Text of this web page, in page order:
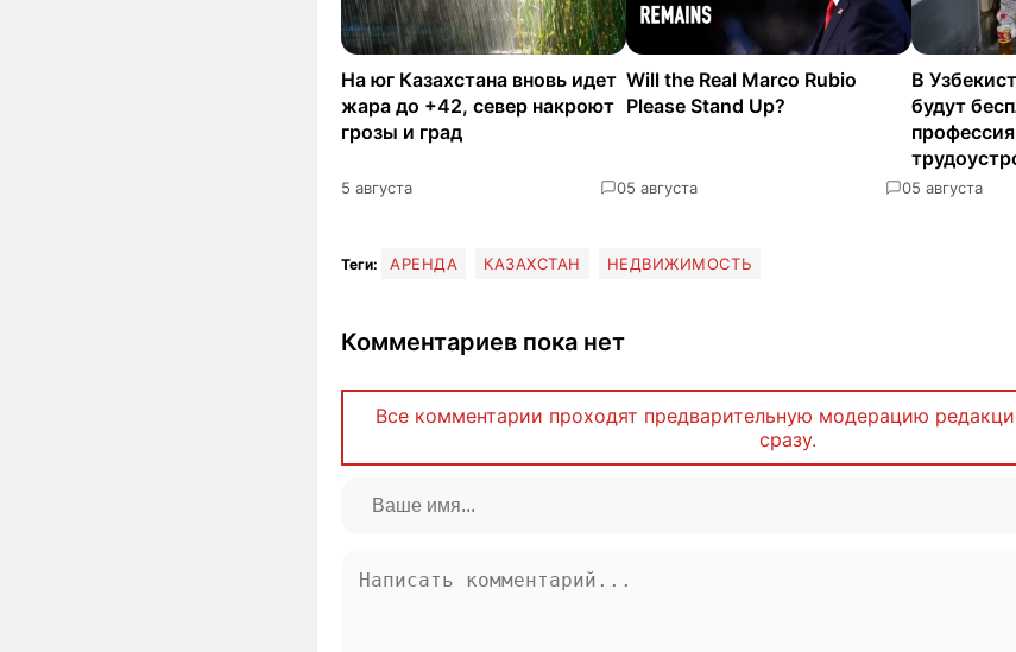
На юг Казахстана вновь идет
жара до +42, север накроют
грозы и град
5 августа 0
Will the Real Marco Rubio
Please Stand Up?
5 августа 0
В
будут
5 августа
Теги: АРЕНДА КАЗАХСТАН НЕДВИЖИМОСТЬ
Комментариев пока нет
Все комментарии проходят предварительную модерацию
сразу.